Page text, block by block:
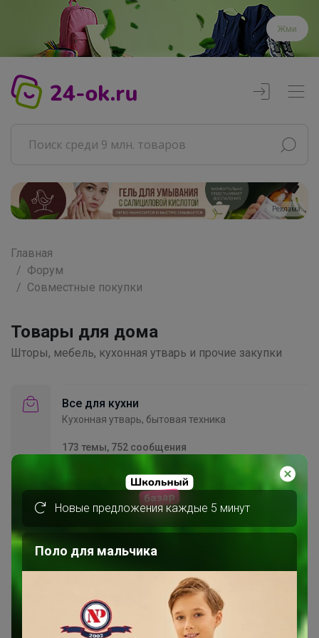
Жми
Реклама
Главная
Форум
Совместные покупки
Товары для дома
Шторы, мебель, кухонная утварь и прочие закупки
Все для кухни
Кухонная утварь, бытовая техника
173 темы, 752 сообщения
декор для вашего дома
OleksandraIlyina8 августа, 2026 10:59
Домашний текстиль
РАСПРОДАЖА! подушки!!!❤️❤️❤️KAZANOV.A.** КПБ
МИНЬКА16 часов назад
Домашний декор
22 темы, 69 сообщений
Новые предложения каждые 5 минут
Поло для мальчика